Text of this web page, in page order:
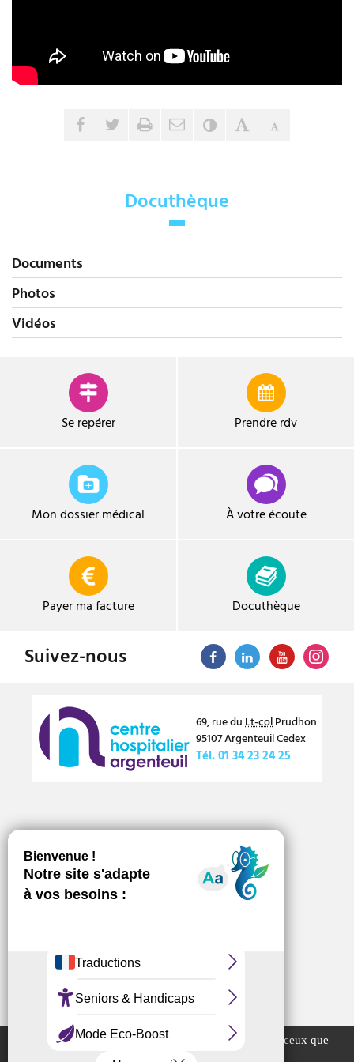
Partager sur Facebook
Partager sur Twitter
ImprimerEnvoyer par e-mail
ContrasteAgrandir le
Réduire le
Docuthèque
Documents
Photos
Vidéos
Se repérer Prendre rdv
Mon dossier médical À votre écoute
Payer ma facture Docuthèque
Suivez-nous
69, rue du Lt-colPrudhon
95107ArgenteuilCedex
Tél.01 34 23 24 25
Numéros d’urgence
Offres d’emploi
Marchés publics
Ce site utilise des cookies et vous donne le contrôle sur ceux que